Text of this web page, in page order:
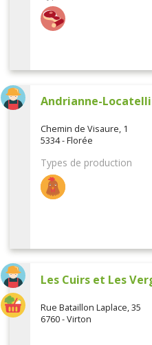
Andrianne-
Chemin de Visaure, 1
5334 - Florée
Types de production
Les Cuirs et Les
Rue Bataillon Laplace, 35
6760 - Virton